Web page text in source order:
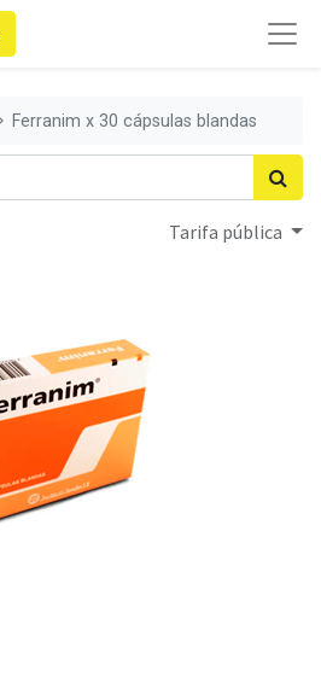
Ferranim x 30 cápsulas blandas
Tarifa pública